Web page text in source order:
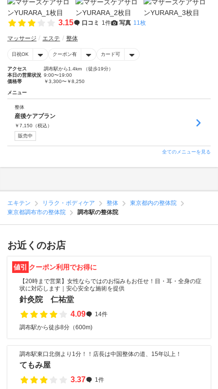
3.15 口コミ 1件 写真 11枚
マッサージ エステ 整体
日祝OK クーポン有 カード可
アクセス
調布駅から1.4km （徒歩19分）
本日の営業状況 9:00〜19:00
価格帯
￥3,300〜￥8,250
メニュー
整体
産後ケアプラン
￥7,150 （税込）
販売中
全てのメニューを見る
エキテン リラク・ボディケア 整体
東京都内の整体院
東京都調布市の整体院
調布駅の整体院
お近くのお店
値引 クーポン利用でお得に
【20時まで営業】女性ならではのお悩みもお任せ！目・耳・全身の症
状に対応します｜安心安全な施術を提供
針灸院 仁祐堂
4.09
14件
調布駅から徒歩8分（600m)
調布駅東口北側より1分！！店長は中国整体の道、15年以上！
てもみ屋
3.37
1件